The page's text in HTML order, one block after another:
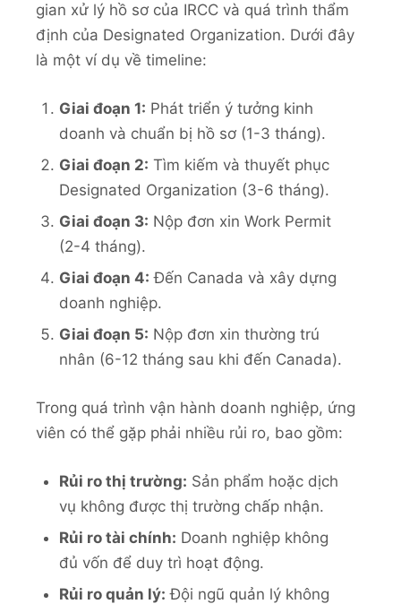
gian xử lý hồ sơ của IRCC và quá trình thẩm
định của Designated Organization. Dưới đây
là một ví dụ về timeline:
Giai đoạn 1: Phát triển ý tưởng kinh
doanh và chuẩn bị hồ sơ (1-3 tháng).
Giai đoạn 2: Tìm kiếm và thuyết phục
Designated Organization (3-6 tháng).
Giai đoạn 3: Nộp đơn xin Work Permit
(2-4 tháng).
Giai đoạn 4: Đến Canada và xây dựng
doanh nghiệp.
Giai đoạn 5: Nộp đơn xin thường trú
nhân (6-12 tháng sau khi đến Canada).
Trong quá trình vận hành doanh nghiệp, ứng
viên có thể gặp phải nhiều rủi ro, bao gồm:
Rủi ro thị trường: Sản phẩm hoặc dịch
vụ không được thị trường chấp nhận.
Rủi ro tài chính: Doanh nghiệp không
đủ vốn để duy trì hoạt động.
Rủi ro quản lý: Đội ngũ quản lý không